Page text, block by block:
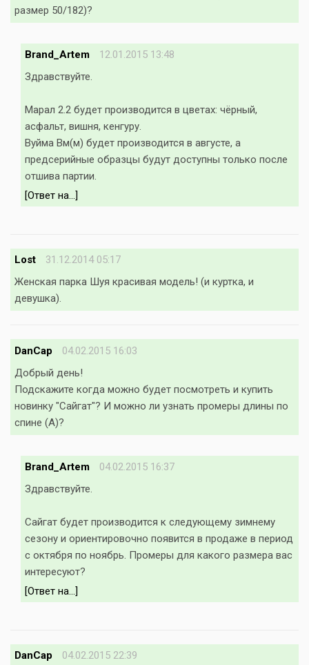
размер 50/182)?
Brand_Artem
12.01.2015 13:48
Здравствуйте.
Марал 2.2 будет производится в цветах: чёрный,
асфальт, вишня, кенгуру.
Вуйма Вм(м) будет производится в августе, а
предсерийные образцы будут доступны только после
отшива партии.
[Ответ на...]
Lost
31.12.2014 05:17
Женская парка Шуя красивая модель! (и куртка, и
девушка).
DanCap
04.02.2015 16:03
Добрый день!
Подскажите когда можно будет посмотреть и купить
новинку "Сайгат"? И можно ли узнать промеры длины по
спине (А)?
Brand_Artem
04.02.2015 16:37
Здравствуйте.
Сайгат будет производится к следующему зимнему
сезону и ориентировочно появится в продаже в период
с октября по ноябрь. Промеры для какого размера вас
интересуют?
[Ответ на...]
DanCap
04.02.2015 22:39